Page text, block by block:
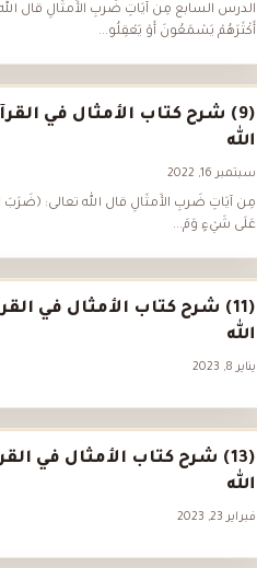
الدرس السابع مِن آيَاتِ ضَربِ الأَمثَالِ قال
أَكْثَرَهُمْ يَسْمَعُونَ أَوْ يَعْقِلُو...
(9) شرح كتاب الأمثال في
الله
سبتمبر 16, 2022
مِن آيَاتِ ضَربِ الأَمثَالِ قال الله تعالى: ﴿ضَرَبَ
عَلَى شَيْءٍ وَمَ...
(11) شرح كتاب الأمثال في
الله
يناير 8, 2023
(13) شرح كتاب الأمثال في
الله
فبراير 23, 2023